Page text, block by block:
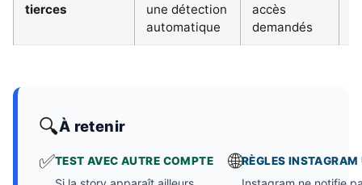
tierces
une détection
automatique
accès
demandés
🔍À retenir
✅TEST AVEC AUTRE COMPTE 🌐RÈGLES INSTAGRAM